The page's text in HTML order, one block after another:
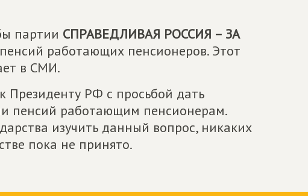
партии СПРАВЕДЛИВАЯ РОССИЯ – ЗА
работающих пенсионеров. Этот
в СМИ.
Президенту РФ с просьбой дать
пенсий работающим пенсионерам.
изучить данный вопрос, никаких
пока не принято.